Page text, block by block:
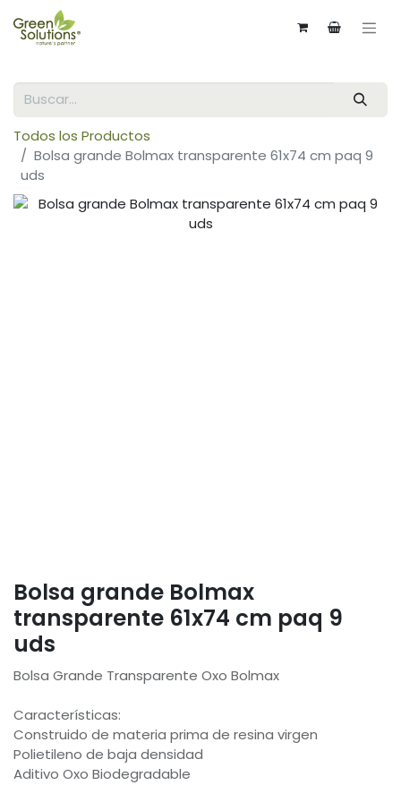
Todos los Productos
Bolsa grande Bolmax transparente 61x74 cm paq 9
uds
Bolsa grande Bolmax
transparente 61x74 cm paq 9
uds
Bolsa Grande Transparente Oxo Bolmax
Características:
Construido de materia prima de resina virgen
Polietileno de baja densidad
Aditivo Oxo Biodegradable